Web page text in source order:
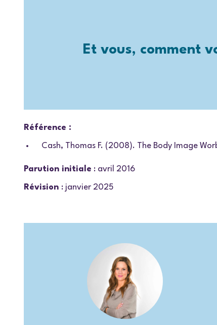
Et vous, comment
Référence :
Cash, Thomas F. (2008). The Body Image
Parution initiale : avril 2016
Révision : janvier 2025